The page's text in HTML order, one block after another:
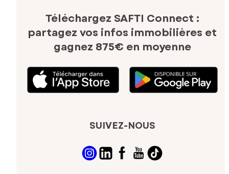
Téléchargez SAFTI Connect :
partagez vos infos immobilières et
gagnez 875€ en moyenne
SUIVEZ-NOUS